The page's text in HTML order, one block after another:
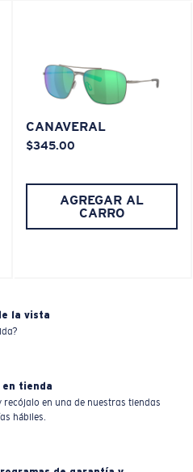
CANAVERAL
$345.00
AGREGAR AL
CARRO
la vista
en tienda
recójalo en una de nuestras tiendas
hábiles.